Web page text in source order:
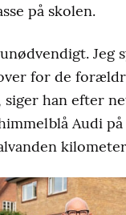
zone.
zonerne skal
Først de
og privatskoler.
på skolen.
Jeg
for de
han efter
Audi